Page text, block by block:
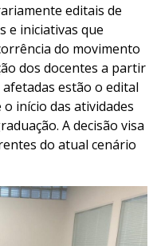
editais de
e iniciativas que
do movimento
dos docentes a partir
estão o edital
início das atividades
A decisão visa
do atual cenário